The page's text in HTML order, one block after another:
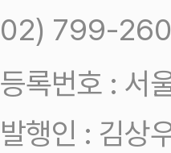
02) 799-
등록번호 :
발행인 : 김상